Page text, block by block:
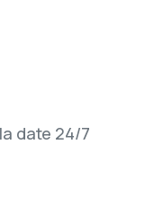
date 24/7